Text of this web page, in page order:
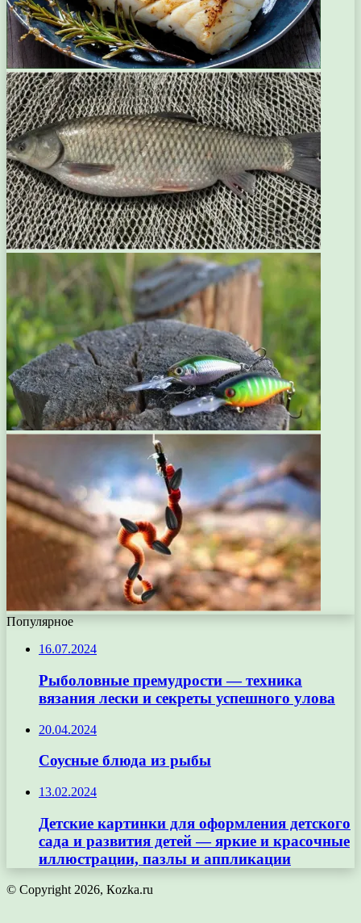
Популярное
16.07.2024
Рыболовные премудрости — техника
вязания лески и секреты успешного улова
20.04.2024
Соусные блюда из рыбы
13.02.2024
Детские картинки для оформления детского
сада и развития детей — яркие и красочные
иллюстрации, пазлы и аппликации
© Copyright 2026, Кozka.ru